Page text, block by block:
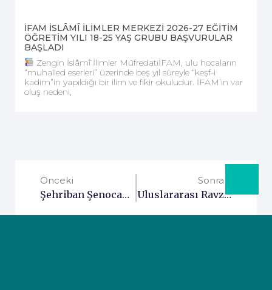
İFAM İSLÂMÎ İLİMLER MERKEZİ 2026-27 EĞİTİM
ÖĞRETİM YILI 18-25 YAŞ GRUBU BAŞVURULAR
BAŞLADI
Zengin İslâmî İlimler MüfredatıİFAM, ulu hocaların
“muhalled eserleri” üzerinde beş yıl süreyle “keşf-i
kadim”in yapıldığı bir ilim ve fikir okuludur. İFAM’ın var
oluş nedeni,
Önceki
Şehriban Şenocak Annemiz Rahmet-I Rahmân’a Vâsıl Oldu
Sonraki
Uluslararası Ravza Derneği Başkanı Abdullah Ağbektaş Hocaefendi Ve Beraberindeki Heyet İhsan Şenocak Hocamızı Taziye Için Ziyaret Etti.